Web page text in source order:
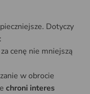
Dotyczy
cenę nie mniejszą
w obrocie
chroni interes